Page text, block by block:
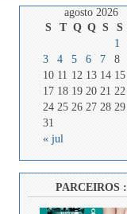
agosto 2026
S
T Q Q S S
« jul
1
3
4 5 6 7 8
10 11 12 13 14 15
17 18 19 20 21 22
24 25 26 27 28 29
31
PARCEIROS :